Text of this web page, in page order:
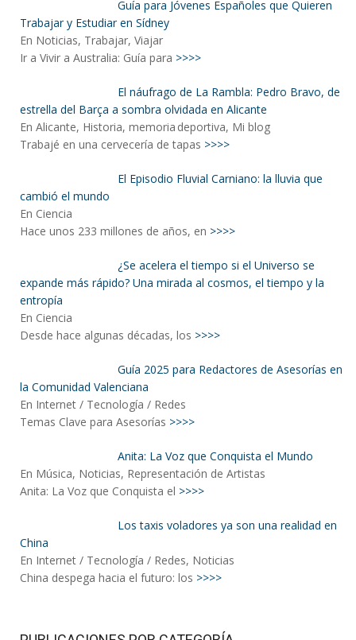
Guía para Jóvenes Españoles que Quieren
Trabajar y Estudiar en Sídney
En Noticias, Trabajar, Viajar
Ir a Vivir a Australia: Guía para >>>>
El náufrago de La Rambla: Pedro Bravo, de
estrella del Barça a sombra olvidada en Alicante
En Alicante, Historia, memoria deportiva, Mi blog
Trabajé en una cervecería de tapas >>>>
El Episodio Fluvial Carniano: la lluvia que
cambió el mundo
En Ciencia
Hace unos 233 millones de años, en >>>>
¿Se acelera el tiempo si el Universo se
expande más rápido? Una mirada al cosmos, el tiempo y la
entropía
En Ciencia
Desde hace algunas décadas, los >>>>
Guía 2025 para Redactores de Asesorías en
la Comunidad Valenciana
En Internet / Tecnología / Redes
Temas Clave para Asesorías >>>>
Anita: La Voz que Conquista el Mundo
En Música, Noticias, Representación de Artistas
Anita: La Voz que Conquista el >>>>
Los taxis voladores ya son una realidad en
China
En Internet / Tecnología / Redes, Noticias
China despega hacia el futuro: los >>>>